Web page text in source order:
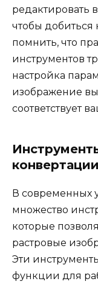
редактировать
чтобы добиться
помнить, что
инструментов
настройка
изображение
соответствует
конвертации
В современных
множество
которые
растровые
Эти
функции для